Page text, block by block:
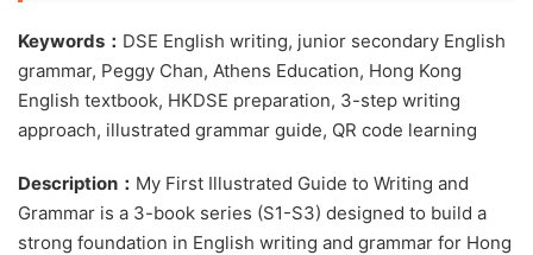
Keywords： DSE English writing, junior secondary English
grammar, Peggy Chan, Athens Education, Hong Kong
English textbook, HKDSE preparation, 3-step writing
approach, illustrated grammar guide, QR code learning
Description： My First Illustrated Guide to Writing and
Grammar is a 3-book series (S1-S3) designed to build a
strong foundation in English writing and grammar for Hong